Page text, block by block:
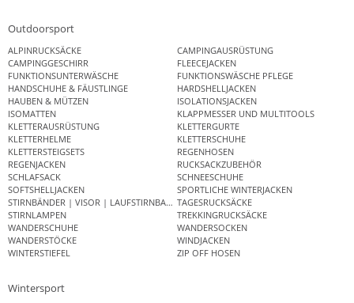
Outdoorsport
ALPINRUCKSÄCKE
CAMPINGAUSRÜSTUNG
CAMPINGGESCHIRR
FLEECEJACKEN
FUNKTIONSUNTERWÄSCHE
FUNKTIONSWÄSCHE PFLEGE
HANDSCHUHE & FÄUSTLINGE
HARDSHELLJACKEN
HAUBEN & MÜTZEN
ISOLATIONSJACKEN
ISOMATTEN
KLAPPMESSER UND MULTITOOLS
KLETTERAUSRÜSTUNG
KLETTERGURTE
KLETTERHELME
KLETTERSCHUHE
KLETTERSTEIGSETS
REGENHOSEN
REGENJACKEN
RUCKSACKZUBEHÖR
SCHLAFSACK
SCHNEESCHUHE
SOFTSHELLJACKEN
SPORTLICHE WINTERJACKEN
STIRNBÄNDER | VISOR | LAUFSTIRNBANDTAGESRUCKSÄCKE
STIRNLAMPEN
TREKKINGRUCKSÄCKE
WANDERSCHUHE
WANDERSOCKEN
WANDERSTÖCKE
WINDJACKEN
WINTERSTIEFEL
ZIP OFF HOSEN
Wintersport